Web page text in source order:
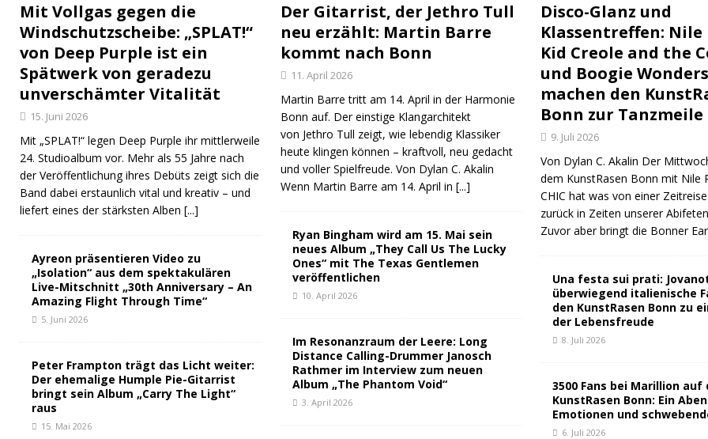
Mit Vollgas gegen die
Windschutzscheibe: „SPLAT!“
von Deep Purple ist ein
Spätwerk von geradezu
unverschämter Vitalität
15. Juni 2026
Mit „SPLAT!“ legen Deep Purple ihr mittlerweile
24. Studioalbum vor. Mehr als 55 Jahre nach
der Veröffentlichung ihres Debüts zeigt sich die
Band dabei erstaunlich vital und kreativ – und
liefert eines der stärksten Alben [...]
Ayreon präsentieren Video zu
„Isolation“ aus dem spektakulären
Live-Mitschnitt „30th Anniversary – An
Amazing Flight Through Time“
5. Juni 2026
Peter Frampton trägt das Licht weiter:
Der ehemalige Humple Pie-Gitarrist
bringt sein Album „Carry The Light“
raus
15. Mai 2026
Der Gitarrist, der Jethro Tull
neu erzählt: Martin Barre
kommt nach Bonn
11. April 2026
Martin Barre tritt am 14. April in der Harmonie
Bonn auf. Der einstige Klangarchitekt
von Jethro Tull zeigt, wie lebendig Klassiker
heute klingen können – kraftvoll, neu gedacht
und voller Spielfreude. Von Dylan C. Akalin
Wenn Martin Barre am 14. April in [...]
Ryan Bingham wird am 15. Mai sein
neues Album „They Call Us The Lucky
Ones“ mit The Texas Gentlemen
veröffentlichen
10. April 2026
Im Resonanzraum der Leere: Long
Distance Calling-Drummer Janosch
Rathmer im Interview zum neuen
Album „The Phantom Void“
3. April 2026
Disco-Glanz und
Klassentreffen: Nile
Kid Creole and the
und Boogie
machen den
Bonn zur Tanzmeile
9. Juli 2026
Von Dylan C. Akalin Der
dem KunstRasen Bonn mit Nile
CHIC hat was von einer
zurück in Zeiten unserer
Zuvor aber bringt die Bonner
Una festa sui prati:
überwiegend italienische
den KunstRasen Bonn zu
der Lebensfreude
8. Juli 2026
3500 Fans bei Marillion auf
KunstRasen Bonn: Ein
Emotionen und
6. Juli 2026